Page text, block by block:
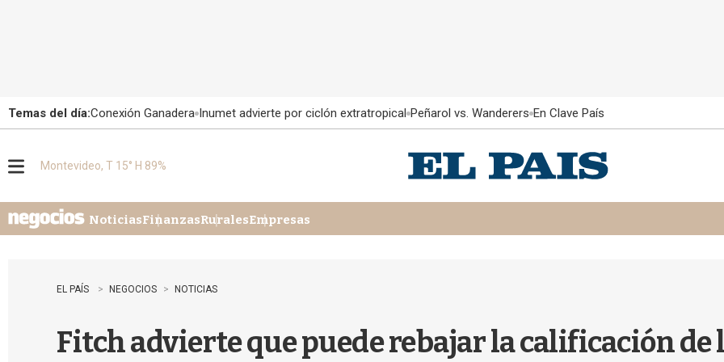
Temas del día:Conexión Ganadera Inumet advierte por ciclón extratropical Peñarol vs. Wanderers En Clave País
u
Montevideo, T 15° H 89%
NoticiasFinanzasRuralesEmpresas
EL PAÍS NEGOCIOS NOTICIAS
Fitch advierte que puede rebajar la calificación de